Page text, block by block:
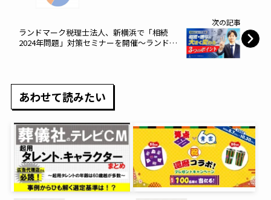
次の記事
ランドマーク税理士法人、新横浜で「相続
2024年問題」対策セミナーを開催～ランドマ
あわせて読みたい